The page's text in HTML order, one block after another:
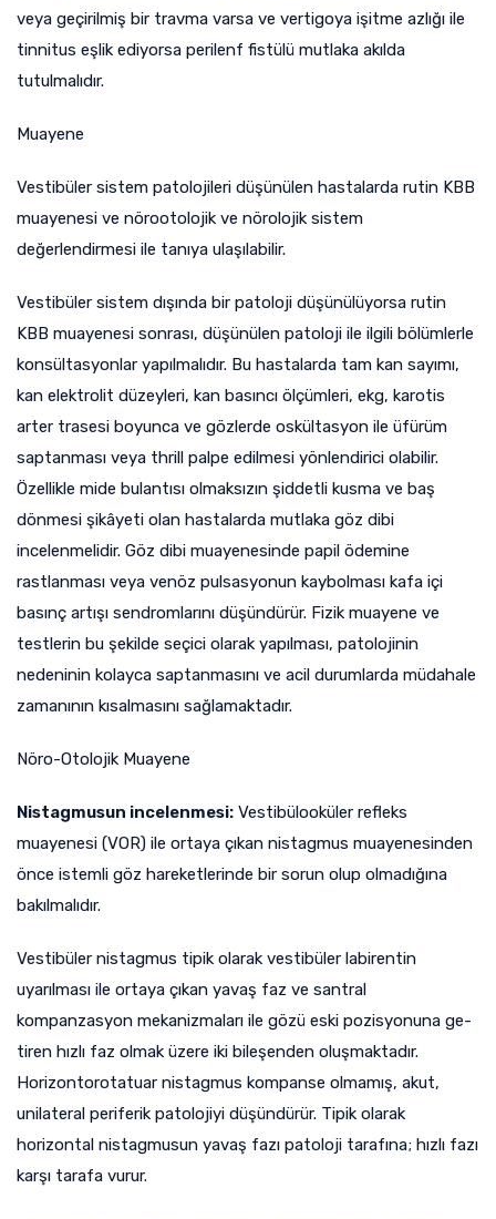
veya geçirilmiş bir travma varsa ve vertigoya işitme azlığı ile
tinnitus eşlik ediyorsa perilenf fistülü mutlaka akılda
tutulmalıdır.
Muayene
Vestibüler sistem patolojileri düşünülen hastalarda rutin KBB
muayenesi ve nörootolojik ve nörolojik sistem
değerlendirmesi ile tanıya ulaşılabilir.
Vestibüler sistem dışında bir patoloji düşünülüyorsa rutin
KBB muayenesi sonrası, düşünülen patoloji ile ilgili bölümlerle
konsültasyonlar yapılmalıdır. Bu hastalarda tam kan sayımı,
kan elektrolit düzeyleri, kan basıncı ölçümleri, ekg, karotis
arter trasesi boyunca ve gözlerde oskültasyon ile üfürüm
saptanması veya thrill palpe edilmesi yönlendirici olabilir.
Özellikle mide bulantısı olmaksızın şiddetli kusma ve baş
dönmesi şikâyeti olan hastalarda mutlaka göz dibi
incelenmelidir. Göz dibi muayenesinde papil ödemine
rastlanması veya venöz pulsasyonun kaybolması kafa içi
basınç artışı sendromlarını düşündürür. Fizik muayene ve
testlerin bu şekilde seçici olarak yapılması, patolojinin
nedeninin kolayca saptanmasını ve acil durumlarda müdahale
zamanının kısalmasını sağlamaktadır.
Nöro-Otolojik Muayene
Nistagmusun incelenmesi: Vestibülooküler refleks
muayenesi (VOR) ile ortaya çıkan nistagmus muayenesinden
önce istemli göz hareketlerinde bir sorun olup olmadığına
bakılmalıdır.
Vestibüler nistagmus tipik olarak vestibüler labirentin
uyarılması ile ortaya çıkan yavaş faz ve santral
kompanzasyon mekanizmaları ile gözü eski pozisyonuna ge-
tiren hızlı faz olmak üzere iki bileşenden oluşmaktadır.
Horizontorotatuar nistagmus kompanse olmamış, akut,
unilateral periferik patolojiyi düşündürür. Tipik olarak
horizontal nistagmusun yavaş fazı patoloji tarafına; hızlı fazı
karşı tarafa vurur.